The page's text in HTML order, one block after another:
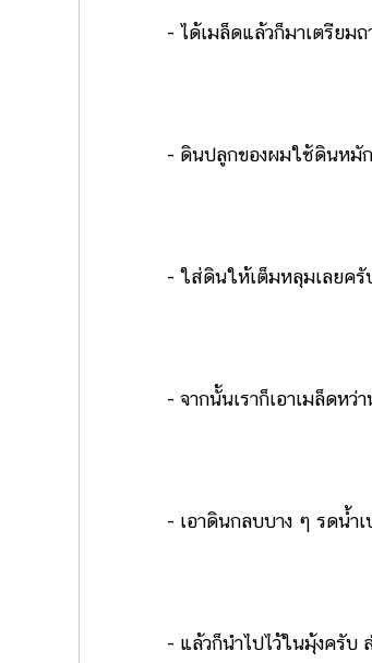
- ได้เมล็ดแล้วก็มาเตรียมถาด
- ดินปลูกของผมใช้ดินหมัก เ
- ใส่ดินให้เต็มหลุมเลยครับ
- จากนั้นเราก็เอาเมล็ดหว่าน
- เอาดินกลบบาง ๆ รดน้ำเ
- แล้วก็นำไปไว้ในมุ้งครับ สำ